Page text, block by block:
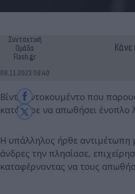
Συντακτική
Ομάδα
Flash.gr
08.11.2023 08:40
Κάνε
Βίντεο ντοκουμέντο που
κατάφερε να απωθήσει ένοπλο
Η υπάλληλος ήρθε
άνδρες την πλησίασε,
καταφέρνοντας να τους